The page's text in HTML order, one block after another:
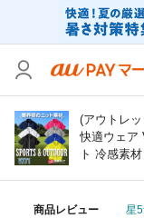
(アウトレ
快適ウェア
ト 冷感素材
商品レビュー 星
カテゴリ
価格
支払い方法
その他の条件